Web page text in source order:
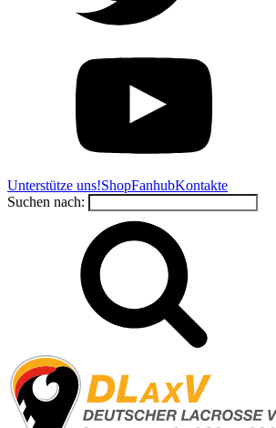
Unterstütze uns!ShopFanhubKontakte
Suchen nach: